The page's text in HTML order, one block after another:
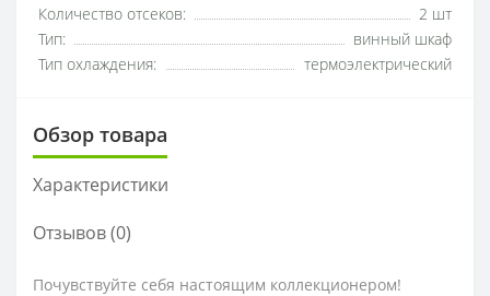
Количество отсеков:
2 шт
Тип:
винный шкаф
Тип охлаждения:
термоэлектрический
Обзор товара
Характеристики
Отзывов (0)
Почувствуйте себя настоящим коллекционером!